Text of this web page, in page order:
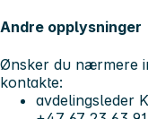
Andre opplysninger
Ønsker du nærmere
kontakte:
avdelingsleder